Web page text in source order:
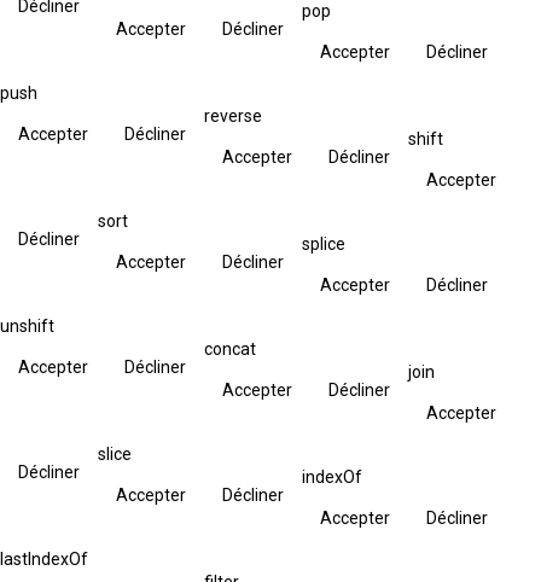
Décliner
Accepter Décliner
pop
Accepter Décliner
push
Accepter Décliner
reverse
Accepter Décliner
shift
Accepter
Décliner
sort
Accepter Décliner
splice
Accepter Décliner
unshift
Accepter Décliner
concat
Accepter Décliner
join
Accepter
Décliner
slice
Accepter Décliner
indexOf
Accepter Décliner
lastIndexOf